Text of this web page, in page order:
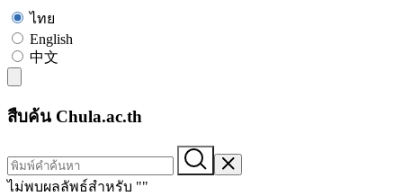
ไทย
English
中文
สืบค้น Chula.ac.th
ไม่พบผลลัพธ์สำหรับ ""